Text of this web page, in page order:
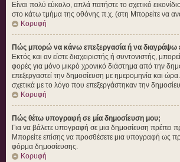
Είναι πολύ εύκολο, απλά πατήστε το σχετικό
στο κάτω τμήμα της οθόνης π.χ. (στη Μπορείτε να
Κορυφή
Πώς μπορώ να κάνω επεξεργασία ή να διαγράψω
Εκτός και αν είστε διαχειριστής ή συντονιστής,
φορές για μόνο μικρό χρονικό διάστημα από την
επεξεργαστεί την δημοσίευση με ημερομηνία και
σχετικά με το λόγο που επεξεργάστηκαν την
Κορυφή
Πώς θέτω υπογραφή σε μία δημοσίευση μου;
Για να βάλετε υπογραφή σε μια δημοσίευση πρέπει
Μπορείτε επίσης να προσθέσετε μια υπογραφή ως
φόρμα δημοσίευσης.
Κορυφή